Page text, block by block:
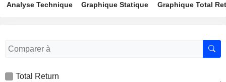
Analyse Technique Graphique Statique Graphique Total
Total Return